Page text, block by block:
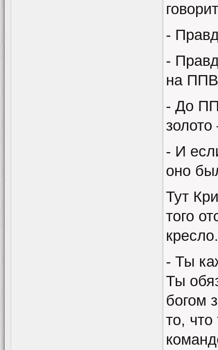
-
-
на
- До
золото
- И
оно
Тут
того
кресло.
- Ты
Ты
богом
то,